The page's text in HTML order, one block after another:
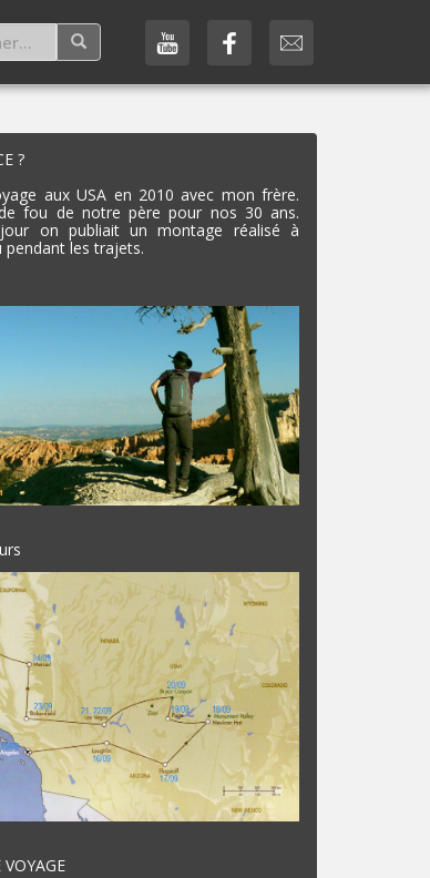
?
aux USA en 2010 avec mon frère.
fou de notre père pour nos 30 ans.
on publiait un montage réalisé à
pendant les trajets.